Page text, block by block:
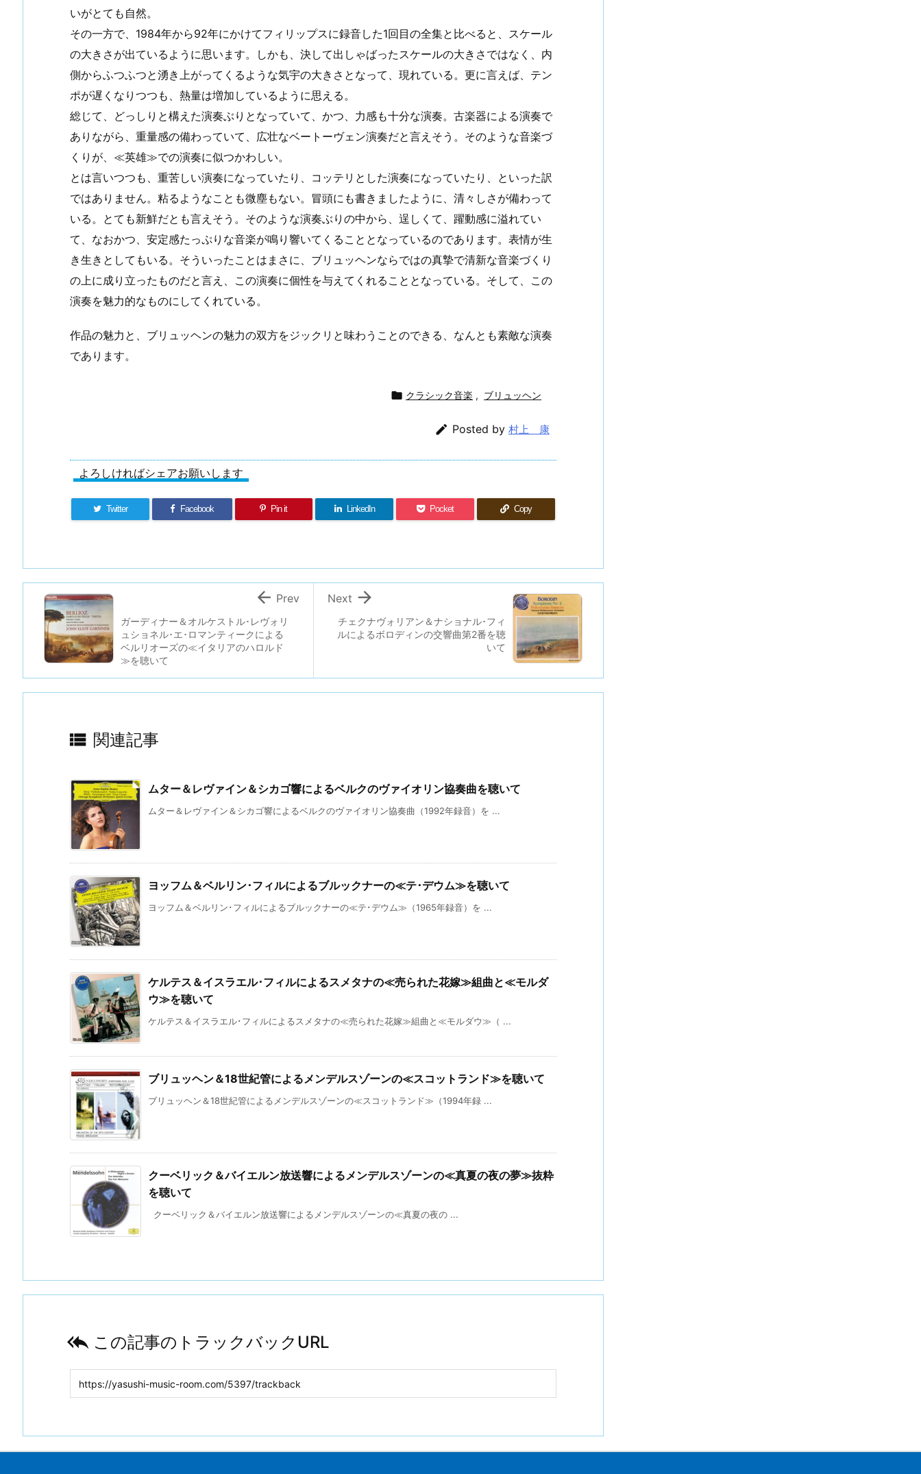
いがとても自然。
その一方で、1984年から92年にかけてフィリップスに録音した1回目の全集と比べると、スケール
の大きさが出ているように思います。しかも、決して出しゃばったスケールの大きさではなく、内
側からふつふつと湧き上がってくるような気宇の大きさとなって、現れている。更に言えば、テン
ポが遅くなりつつも、熱量は増加しているように思える。
総じて、どっしりと構えた演奏ぶりとなっていて、かつ、力感も十分な演奏。古楽器による演奏で
ありながら、重量感の備わっていて、広壮なベートーヴェン演奏だと言えそう。そのような音楽づ
くりが、≪英雄≫での演奏に似つかわしい。
とは言いつつも、重苦しい演奏になっていたり、コッテリとした演奏になっていたり、といった訳
ではありません。粘るようなことも微塵もない。冒頭にも書きましたように、清々しさが備わって
いる。とても新鮮だとも言えそう。そのような演奏ぶりの中から、逞しくて、躍動感に溢れてい
て、なおかつ、安定感たっぷりな音楽が鳴り響いてくることとなっているのであります。表情が生
き生きとしてもいる。そういったことはまさに、ブリュッヘンならではの真摯で清新な音楽づくり
の上に成り立ったものだと言え、この演奏に個性を与えてくれることとなっている。そして、この
演奏を魅力的なものにしてくれている。
作品の魅力と、ブリュッヘンの魅力の双方をジックリと味わうことのできる、なんとも素敵な演奏
であります。
 クラシック音楽 , ブリュッヘン
 Posted by 村上 康
よろしければシェアお願いします
Twitter Facebook Pin it LinkedIn Pocket Copy
チェクナヴォリアン＆ナショナル･フィ
ルによるボロディンの交響曲第2番を聴
いて

Next
ガーディナー＆オルケストル･レヴォリ
ュショネル･エ･ロマンティークによる
ベルリオーズの≪イタリアのハロルド
≫を聴いて
 Prev
 関連記事
ムター＆レヴァイン＆シカゴ響によるベルクのヴァイオリン協奏曲を聴いて
ムター＆レヴァイン＆シカゴ響によるベルクのヴァイオリン協奏曲（1992年録音）を ...
ヨッフム＆ベルリン･フィルによるブルックナーの≪テ･デウム≫を聴いて
ヨッフム＆ベルリン･フィルによるブルックナーの≪テ･デウム≫（1965年録音）を ...
ケルテス＆イスラエル･フィルによるスメタナの≪売られた花嫁≫組曲と≪モルダ
ウ≫を聴いて
ケルテス＆イスラエル･フィルによるスメタナの≪売られた花嫁≫組曲と≪モルダウ≫（ ...
ブリュッヘン＆18世紀管によるメンデルスゾーンの≪スコットランド≫を聴いて
ブリュッヘン＆18世紀管によるメンデルスゾーンの≪スコットランド≫（1994年録 ...
クーベリック＆バイエルン放送響によるメンデルスゾーンの≪真夏の夜の夢≫抜粋
を聴いて
クーベリック＆バイエルン放送響によるメンデルスゾーンの≪真夏の夜の ...
 この記事のトラックバックURL